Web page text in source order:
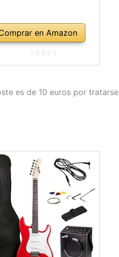
en Amazon
es de 10 euros por tratarse